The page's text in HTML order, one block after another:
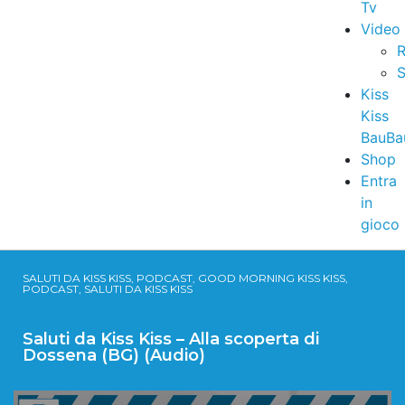
Tv
Video
Kiss
Kiss
Shop
Entra
in
gioco
SALUTI DA KISS KISS, PODCAST, GOOD MORNING KISS KISS,
PODCAST, SALUTI DA KISS KISS
Saluti da Kiss Kiss – Alla scoperta di
Dossena (BG) (Audio)